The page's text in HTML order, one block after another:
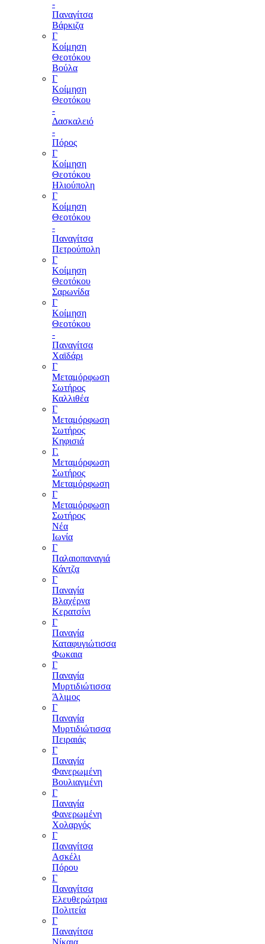
-
Παναγίτσα
Βάρκιζα
Γ
Κοίμηση
Θεοτόκου
Βούλα
Γ
Κοίμηση
Θεοτόκου
-
Δασκαλειό
-
Πόρος
Γ
Κοίμηση
Θεοτόκου
Ηλιούπολη
Γ
Κοίμηση
Θεοτόκου
-
Παναγίτσα
Πετρούπολη
Γ
Κοίμηση
Θεοτόκου
Σαρωνίδα
Γ
Κοίμηση
Θεοτόκου
-
Παναγίτσα
Χαϊδάρι
Γ
Μεταμόρφωση
Σωτήρος
Καλλιθέα
Γ
Μεταμόρφωση
Σωτήρος
Κηφισιά
Γ.
Μεταμόρφωση
Σωτήρος
Μεταμόρφωση
Γ
Μεταμόρφωση
Σωτήρος
Νέα
Ιωνία
Γ
Παλαιοπαναγιά
Κάντζα
Γ
Παναγία
Βλαχέρνα
Κερατσίνι
Γ
Παναγία
Καταφυγιώτισσα
Φωκαια
Γ
Παναγία
Μυρτιδιώτισσα
Άλιμος
Γ
Παναγία
Μυρτιδιώτισσα
Πειραιάς
Γ
Παναγία
Φανερωμένη
Βουλιαγμένη
Γ
Παναγία
Φανερωμένη
Χολαργός
Γ
Παναγίτσα
Ασκέλι
Πόρου
Γ
Παναγίτσα
Ελευθερώτρια
Πολιτεία
Γ
Παναγίτσα